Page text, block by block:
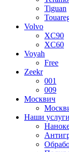
Tiguan
Volvo
XC90
XC60
Voyah
Free
Zeekr
001
009
Москвич
Наши услуги